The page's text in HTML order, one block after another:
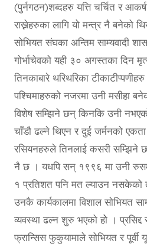
(पुर्नगठन)शब्दहरु यत्ति चर्चित र
राख्नेहरुका लागि यो मन्त्र नै बनेको
सोभियत संघका अन्तिम साम्यवादी
गोर्भाचेवको यही ३० अगस्तका दिन
तिनकाबारे थरिथरिका
पश्चिमाहरुको नजरमा उनी मसीहा
विशेष सम्झिने छन् किनकि उनी नभएको
चाँडौ ढल्ने थिएन र दुई जर्मनको
रसियनहरुले तिनलाई कसरी सम्झिने
नै छ । यधपि सन् १९९६ मा उनी रुसमा
१ प्रतिशत पनि मत ल्याउन नसकेको
उनकै कार्यकालमा विशाल सोभियत
व्यवस्था ढल्न शुरु भएको होे । प्रसिद्द
फ्रान्सिस फुकुयामाले सोभियत र पूर्वी